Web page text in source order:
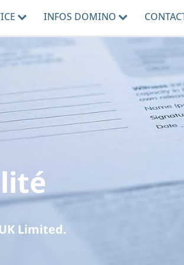
INFOS DOMINO
Limited.